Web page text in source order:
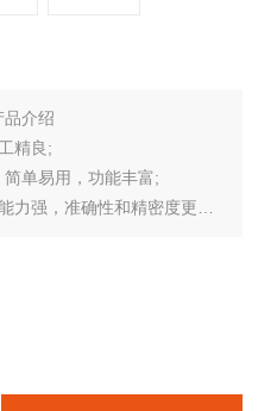
品介绍
精良;
单易用，功能丰富;
力强，准确性和精密度更高;
曲线自动下载;